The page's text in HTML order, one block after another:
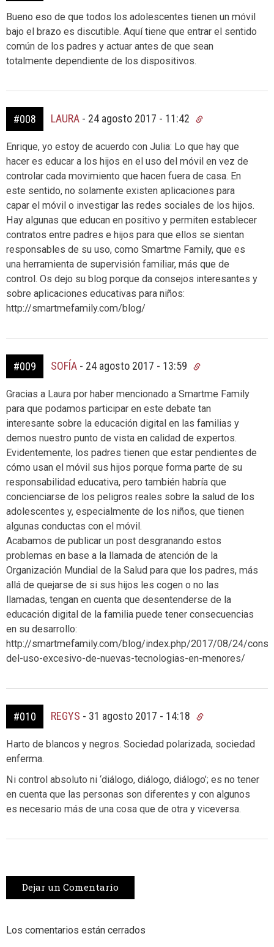
Bueno eso de que todos los adolescentes tienen un móvil
bajo el brazo es discutible. Aquí tiene que entrar el sentido
común de los padres y actuar antes de que sean
totalmente dependiente de los dispositivos.
#008 LAURA - 24 agosto 2017 - 11:42
Enrique, yo estoy de acuerdo con Julia: Lo que hay que
hacer es educar a los hijos en el uso del móvil en vez de
controlar cada movimiento que hacen fuera de casa. En
este sentido, no solamente existen aplicaciones para
capar el móvil o investigar las redes sociales de los hijos.
Hay algunas que educan en positivo y permiten establecer
contratos entre padres e hijos para que ellos se sientan
responsables de su uso, como Smartme Family, que es
una herramienta de supervisión familiar, más que de
control. Os dejo su blog porque da consejos interesantes y
sobre aplicaciones educativas para niños:
http://smartmefamily.com/blog/
#009 SOFÍA - 24 agosto 2017 - 13:59
Gracias a Laura por haber mencionado a Smartme Family
para que podamos participar en este debate tan
interesante sobre la educación digital en las familias y
demos nuestro punto de vista en calidad de expertos.
Evidentemente, los padres tienen que estar pendientes de
cómo usan el móvil sus hijos porque forma parte de su
responsabilidad educativa, pero también habría que
concienciarse de los peligros reales sobre la salud de los
adolescentes y, especialmente de los niños, que tienen
algunas conductas con el móvil.
Acabamos de publicar un post desgranando estos
problemas en base a la llamada de atención de la
Organización Mundial de la Salud para que los padres, más
allá de quejarse de si sus hijos les cogen o no las
llamadas, tengan en cuenta que desentenderse de la
educación digital de la familia puede tener consecuencias
en su desarrollo:
http://smartmefamily.com/blog/index.php/2017/08/24/
del-uso-excesivo-de-nuevas-tecnologias-en-menores/
#010 REGYS - 31 agosto 2017 - 14:18
Harto de blancos y negros. Sociedad polarizada, sociedad
enferma.
Ni control absoluto ni ‘diálogo, diálogo, diálogo’; es no tener
en cuenta que las personas son diferentes y con algunos
es necesario más de una cosa que de otra y viceversa.
Dejar un Comentario
Los comentarios están cerrados